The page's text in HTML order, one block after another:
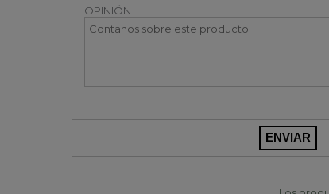
OPINIÓN